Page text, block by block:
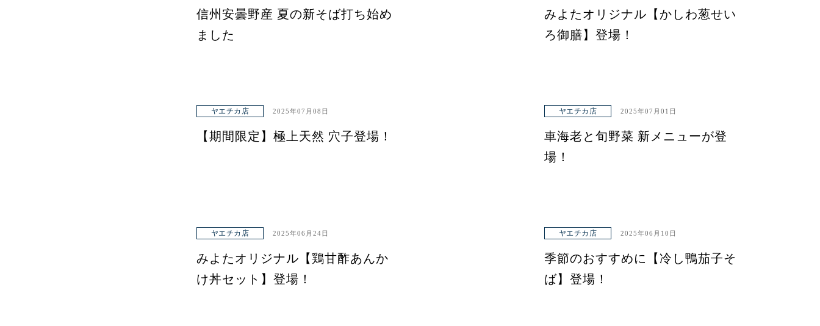
信州安曇野産 夏の新そば打ち始め
ました
みよたオリジナル【かしわ葱せい
ろ御膳】登場！
ヤエチカ店 2025年07月08日
【期間限定】極上天然 穴子登場！
ヤエチカ店 2025年07月01日
車海老と旬野菜 新メニューが登
場！
ヤエチカ店 2025年06月24日
みよたオリジナル【鶏甘酢あんか
け丼セット】登場！
ヤエチカ店 2025年06月10日
季節のおすすめに【冷し鴨茄子そ
ば】登場！